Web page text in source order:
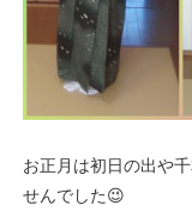
お正月は初日の出や
せんでした😉